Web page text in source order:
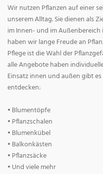
Wir nutzen Pflanzen auf einer
unserem Alltag. Sie dienen als
im Innen- und im
haben wir lange Freude an
Pflege ist die Wahl der
alle Angebote haben
Einsatz innen und außen gibt
entdecken:
• Blumentöpfe
• Pflanzschalen
• Blumenkübel
• Balkonkästen
• Pflanzsäcke
• Und viele mehr